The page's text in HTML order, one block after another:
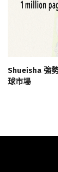
Shueisha 強
球市場